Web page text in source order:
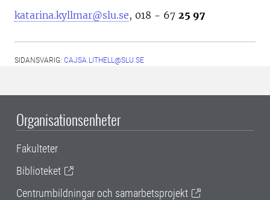
katarina.kyllmar@slu.se, 018 - 67 25 97
SIDANSVARIG: CAJSA.LITHELL@SLU.SE
Organisationsenheter
Fakulteter
Biblioteket
Centrumbildningar och samarbetsprojekt